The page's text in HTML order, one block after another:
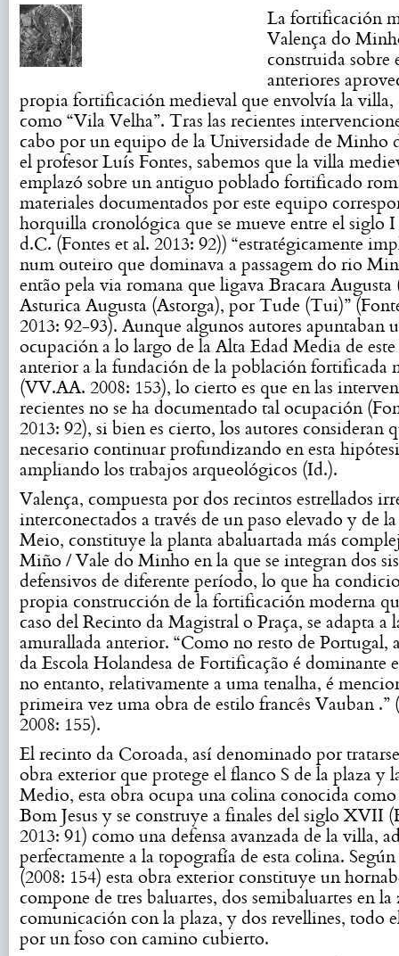
La fortificación
Valença do
construida sobre
anteriores
propia fortificación medieval que envolvía la villa,
como “Vila Velha”. Tras las recientes
cabo por un equipo de la Universidade de
el profesor Luís Fontes, sabemos que la villa
emplazó sobre un antiguo poblado fortificado
materiales documentados por este equipo
horquilla cronológica que se mueve entre el siglo
d.C. (Fontes et al. 2013: 92)) “estratégicamente
num outeiro que dominava a passagem do rio
então pela via romana que ligava Bracara Augusta
Asturica Augusta (Astorga), por Tude (Tui)”
2013: 92-93). Aunque algunos autores apuntaban
ocupación a lo largo de la Alta Edad Media de este
anterior a la fundación de la población fortificada
(VV.AA. 2008: 153), lo cierto es que en las
recientes no se ha documentado tal ocupación
2013: 92), si bien es cierto, los autores consideran
necesario continuar profundizando en esta
ampliando los trabajos arqueológicos (Id.).
Valença, compuesta por dos recintos estrellados
interconectados a través de un paso elevado y de
Meio, constituye la planta abaluartada más
Miño / Vale do Minho en la que se integran dos
defensivos de diferente período, lo que ha
propia construcción de la fortificación moderna
caso del Recinto da Magistral o Praça, se adapta a
amurallada anterior. “Como no resto de Portugal,
da Escola Holandesa de Fortificação é dominante
no entanto, relativamente a uma tenalha, é
primeira vez uma obra de estilo francês Vauban
2008: 155).
El recinto da Coroada, así denominado por
obra exterior que protege el flanco S de la plaza y
Medio, esta obra ocupa una colina conocida
Bom Jesus y se construye a finales del siglo XVII
2013: 91) como una defensa avanzada de la villa,
perfectamente a la topografía de esta colina.
(2008: 154) esta obra exterior constituye un
compone de tres baluartes, dos semibaluartes en la
comunicación con la plaza, y dos revellines, todo
por un foso con camino cubierto.